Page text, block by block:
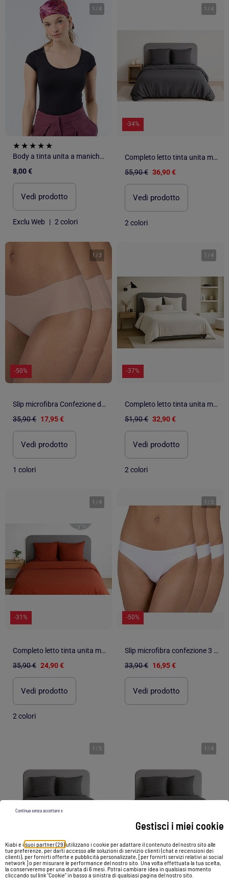
Gestisci i miei cookie
Kiabi e i suoi partner (29)utilizzano i cookie per adattare il contenuto del nostro sito alle
tue preferenze, per darti accesso alle soluzioni di servizio clienti (chat e recensioni dei
clienti), per fornirti offerte e pubblicità personalizzate, [per fornirti servizi relativi ai social
network ] o per misurare le performance del nostro sito. Una volta effettuata la tua scelta,
la conserveremo per una durata di 6 mesi. Potrai cambiare idea in qualsiasi momento
cliccando sul link "Cookie" in basso a sinistra di qualsiasi pagina del nostro sito.
Continua senza accettare x
1 /4
Body a tinta unita a maniche corte
8,00 €
Vedi prodotto
Exclu Web | 2 colori
1 /4
-34%
Completo letto tinta unita micro lavata
55,90 € 36,90 €
Vedi prodotto
2 colori
1 /3
-50%
Slip microfibra Confezione da 3 Donna
35,90 € 17,95 €
Vedi prodotto
1 colori
1 /4
-37%
Completo letto tinta unita micro lavata
51,90 € 32,90 €
Vedi prodotto
2 colori
1 /4
-31%
Completo letto tinta unita micro lavata
35,90 € 24,90 €
Vedi prodotto
2 colori
1 / 3
-50%
Slip microfibra confezione 3 pezzi
33,90 € 16,95 €
Vedi prodotto
1 / 5
-30%
1 /4
-19%